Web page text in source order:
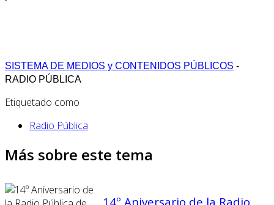
SISTEMA DE MEDIOS y CONTENIDOS PÚBLICOS -
RADIO PÚBLICA
Etiquetado como
Radio Pública
Más sobre este tema
14º Aniversario de la Radio